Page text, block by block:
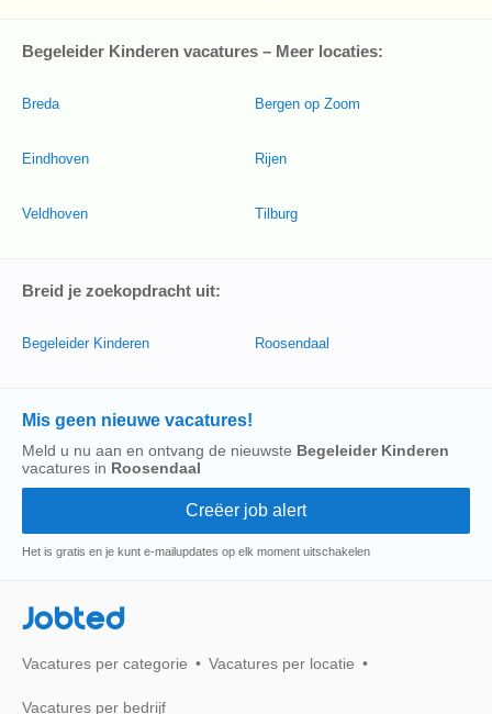
Begeleider Kinderen vacatures – Meer locaties:
Breda
Eindhoven
Veldhoven
Bergen op Zoom
Rijen
Tilburg
Breid je zoekopdracht uit:
Begeleider Kinderen Roosendaal
Mis geen nieuwe vacatures!
Meld u nu aan en ontvang de nieuwste Begeleider Kinderen
vacatures in Roosendaal
Het is gratis en je kunt e-mailupdates op elk moment uitschakelen
Jobted
Vacatures per categorie Vacatures per locatie
Vacatures per bedrijf